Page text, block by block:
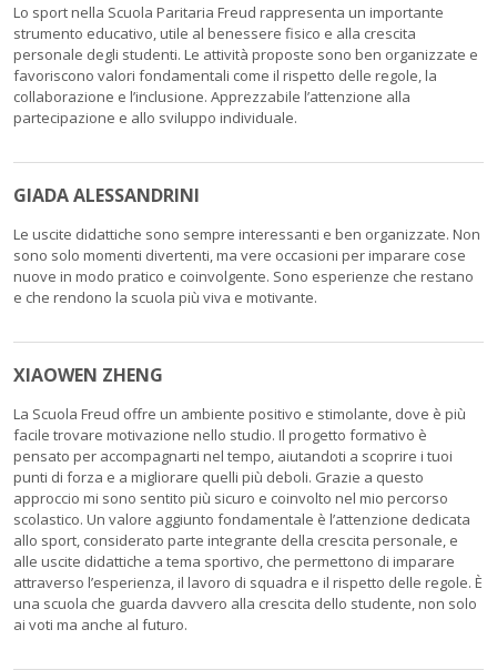
Lo sport nella Scuola Paritaria Freud rappresenta un importante
strumento educativo, utile al benessere fisico e alla crescita
personale degli studenti. Le attività proposte sono ben organizzate e
favoriscono valori fondamentali come il rispetto delle regole, la
collaborazione e l’inclusione. Apprezzabile l’attenzione alla
partecipazione e allo sviluppo individuale.
GIADA ALESSANDRINI
Le uscite didattiche sono sempre interessanti e ben organizzate. Non
sono solo momenti divertenti, ma vere occasioni per imparare cose
nuove in modo pratico e coinvolgente. Sono esperienze che restano
e che rendono la scuola più viva e motivante.
XIAOWEN ZHENG
La Scuola Freud offre un ambiente positivo e stimolante, dove è più
facile trovare motivazione nello studio. Il progetto formativo è
pensato per accompagnarti nel tempo, aiutandoti a scoprire i tuoi
punti di forza e a migliorare quelli più deboli. Grazie a questo
approccio mi sono sentito più sicuro e coinvolto nel mio percorso
scolastico. Un valore aggiunto fondamentale è l’attenzione dedicata
allo sport, considerato parte integrante della crescita personale, e
alle uscite didattiche a tema sportivo, che permettono di imparare
attraverso l’esperienza, il lavoro di squadra e il rispetto delle regole. È
una scuola che guarda davvero alla crescita dello studente, non solo
ai voti ma anche al futuro.